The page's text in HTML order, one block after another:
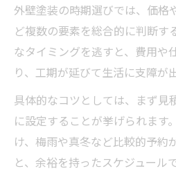
外壁塗装の時期選びでは、価格
ど複数の要素を総合的に判断す
なタイミングを逃すと、費用や
り、工期が延びて生活に支障が
具体的なコツとしては、まず見
に設定することが挙げられます
け、梅雨や真冬など比較的予約
と、余裕を持ったスケジュール